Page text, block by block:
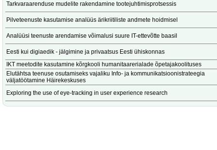
Tarkvaraarenduse mudelite rakendamine tootejuhtimisprotsessis
Pilveteenuste kasutamise analüüs ärikriitiliste andmete hoidmisel
Analüüsi teenuste arendamise võimalusi suure IT-ettevõtte baasil
Eesti kui digiaedik - jälgimine ja privaatsus Eesti ühiskonnas
IKT meetodite kasutamine kõrgkooli humanitaarerialade õpetajakoolituses
Elutähtsa teenuse osutamiseks vajaliku Info- ja kommunikatsioonistrateegia
väljatöötamine Häirekeskuses
Exploring the use of eye-tracking in user experience research